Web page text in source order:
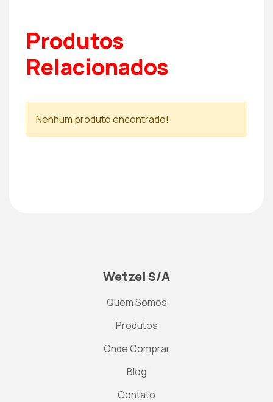
Produtos
Relacionados
Nenhum produto encontrado!
Wetzel S/A
Quem Somos
Produtos
Onde Comprar
Blog
Contato